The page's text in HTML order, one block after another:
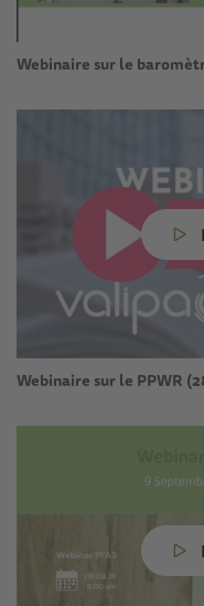
Webinaire sur le
Webinaire sur le PPWR